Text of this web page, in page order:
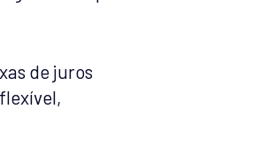
de juros